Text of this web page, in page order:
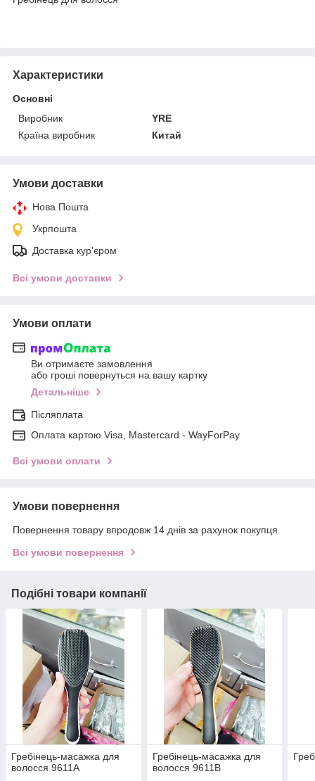
Характеристики
Основні
Виробник
YRE
Країна виробник
Китай
Умови доставки
Нова Пошта
Укрпошта
Доставка кур'єром
Всі умови доставки
Умови оплати
Ви отримаєте замовлення
або гроші повернуться на вашу картку
Детальніше
Післяплата
Оплата картою Visa, Mastercard - WayForPay
Всі умови оплати
Умови повернення
Повернення товару впродовж 14 днів за рахунок покупця
Всі умови повернення
Подібні товари компанії
Гребінець-масажка для
волосся 9611А
Гребінець-масажка для
волосся 9611B